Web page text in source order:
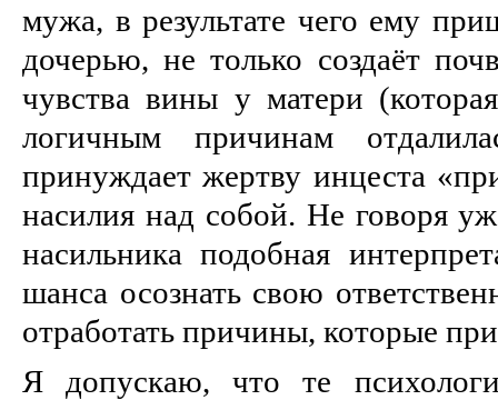
мужа, в результате чего ему
дочерью, не только создаёт
чувства вины у матери
логичным причинам
принуждает жертву инцеста
насилия над собой. Не говоря
насильника подобная
шанса осознать свою
отработать причины, которые
Я допускаю, что те